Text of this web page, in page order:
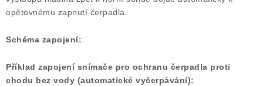
opětovnému zapnutí čerpadla.
Schéma zapojení:
Příklad zapojení snímače pro ochranu čerpadla proti
chodu bez vody (automatické vyčerpávání):